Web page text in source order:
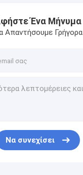
Ένα Μήνυμα
Απαντήσουμε Γρήγορα
Να συνεχίσει